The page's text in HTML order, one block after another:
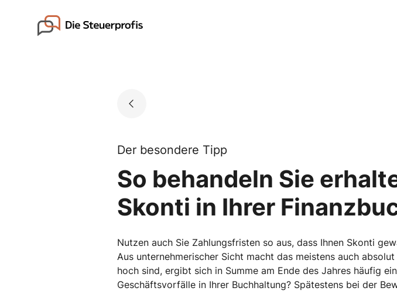
Go to landing page.
Der besondere Tipp
So behandeln Sie
Skonti in Ihrer
Nutzen auch Sie Zahlungsfristen so aus, dass Ihnen Skonti
Aus unternehmerischer Sicht macht das meistens auch
hoch sind, ergibt sich in Summe am Ende des Jahres häufig
Geschäftsvorfälle in Ihrer Buchhaltung? Spätestens bei der